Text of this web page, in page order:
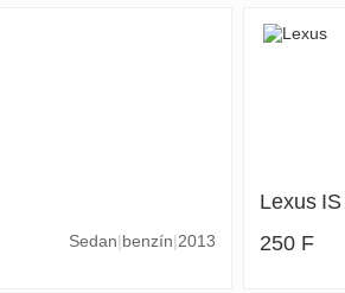
2013
benzín
Sedan
Lexus IS
250 F